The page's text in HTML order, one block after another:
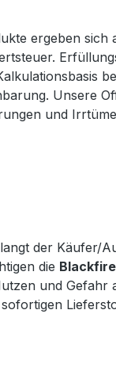
ergeben
Unsere
und
der Käufer/
die
und